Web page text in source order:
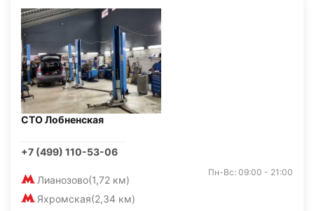
СТО Лобненская
+7 (499) 110-53-06
Лианозово(1,72 км)
Яхромская(2,34 км)
Пн-Вс: 09:00 - 21:00